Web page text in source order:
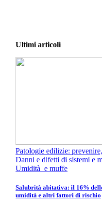
Ultimi articoli
Patologie edilizie:
Danni e difetti di sistemi e
Umidità e muffe
Salubrità abitativa: il 16%
umidità e altri fattori di rischio